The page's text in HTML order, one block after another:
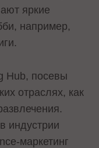
яркие
например,
Hub, посевы
отраслях, как
индустрии
маркетинг